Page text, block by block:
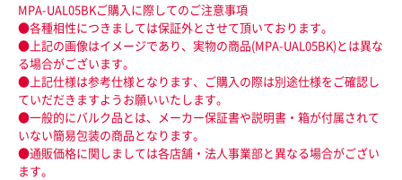
MPA-UAL05BKご購入に際してのご注意事項
●各種相性につきましては保証外とさせて頂いております。
●上記の画像はイメージであり、実物の商品(MPA-UAL05BK)とは異な
る場合がございます。
●上記仕様は参考仕様となります、ご購入の際は別途仕様をご確認し
ていだだきますようお願いいたします。
●一般的にバルク品とは、メーカー保証書や説明書・箱が付属されて
いない簡易包装の商品となります。
●通販価格に関しましては各店舗・法人事業部と異なる場合がござい
ます。